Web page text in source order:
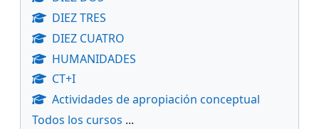
DIEZ TRES
DIEZ CUATRO
HUMANIDADES
CT+I
Actividades de apropiación conceptual
Todos los cursos ...